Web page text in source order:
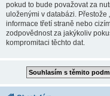
pokud to bude považovat za
uloženými v databázi. Přestože
informace třetí straně nebo
zodpovědnost za jakýkoliv
kompromitaci těchto dat.